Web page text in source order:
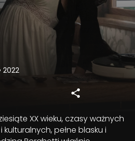
2022
XX wieku, czasy ważnych
kulturalnych, pełne blasku i